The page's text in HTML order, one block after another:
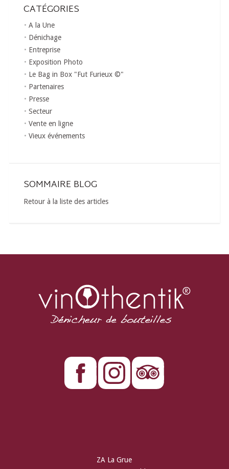
CATÉGORIES
A la Une
Dénichage
Entreprise
Exposition Photo
Le Bag in Box "Fut Furieux ©"
Partenaires
Presse
Secteur
Vente en ligne
Vieux événements
SOMMAIRE BLOG
Retour à la liste des articles
ZA La Grue